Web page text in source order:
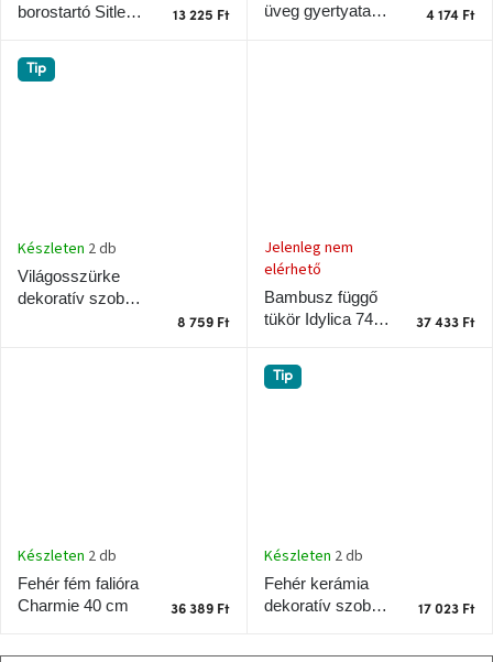
borostartó Sitler
13 225 Ft
üveg gyertyatartó
4 174 Ft
Tip
Világosszürke
dekoratív szobor
Készleten 2 db
8 759 Ft
Bambusz függő
tükör Idylica 74 x
Jelenleg nem
elérhető
37 433 Ft
Fehér fém falióra
Charmie 40 cm
Készleten 2 db
36 389 Ft
Tip
Fehér kerámia
dekoratív szobor
Készleten 2 db
17 023 Ft